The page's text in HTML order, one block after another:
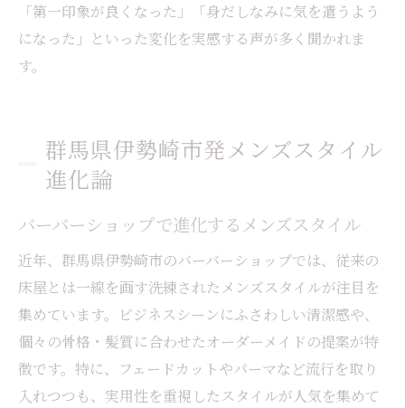
「第一印象が良くなった」「身だしなみに気を遣うよう
になった」といった変化を実感する声が多く聞かれま
す。
群馬県伊勢崎市発メンズスタイル
進化論
バーバーショップで進化するメンズスタイル
近年、群馬県伊勢崎市のバーバーショップでは、従来の
床屋とは一線を画す洗練されたメンズスタイルが注目を
集めています。ビジネスシーンにふさわしい清潔感や、
個々の骨格・髪質に合わせたオーダーメイドの提案が特
徴です。特に、フェードカットやパーマなど流行を取り
入れつつも、実用性を重視したスタイルが人気を集めて